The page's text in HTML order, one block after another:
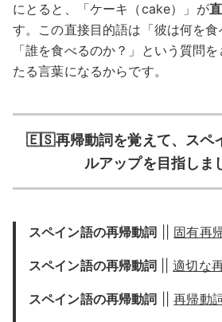
にとると、「ケーキ（cake）」が
す。この直接目的語は「彼は何を
「誰を食べるのか？」という質問
たる言葉になるからです。
🇪🇸再帰動詞を覚えて、スペ
ルアップを目指しま
スペイン語の再帰動詞 固有再
スペイン語の再帰動詞 ||適切な
スペイン語の再帰動詞 ||再帰動